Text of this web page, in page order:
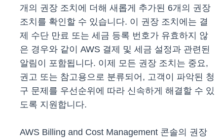
개의 권장 조치에 더해 새롭게 추가된 6개의 권장
조치를 확인할 수 있습니다. 이 권장 조치에는 결
제 수단 만료 또는 세금 등록 번호가 유효하지 않
은 경우와 같이 AWS 결제 및 세금 설정과 관련된
알림이 포함됩니다. 이제 모든 권장 조치는 중요,
권고 또는 참고용으로 분류되어, 고객이 파악된 청
구 문제를 우선순위에 따라 신속하게 해결할 수 있
도록 지원합니다.
AWS Billing and Cost Management 콘솔의 권장